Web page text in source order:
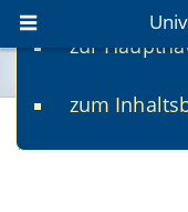
zur
zum
Recherche: